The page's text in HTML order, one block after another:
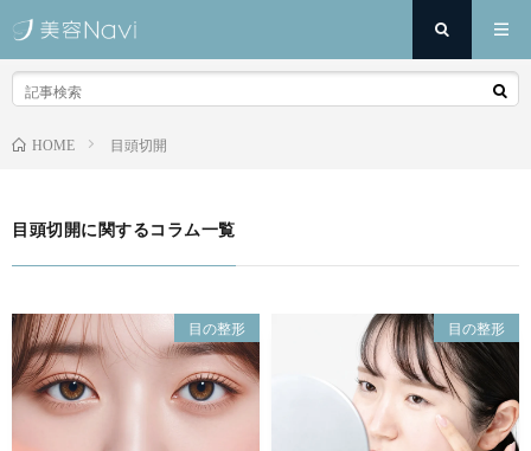
HOME 目頭切開
目頭切開に関するコラム一覧
目の整形 目の整形